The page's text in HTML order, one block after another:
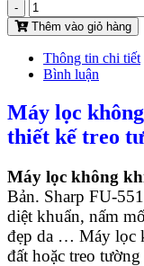
-
Thêm vào giỏ hàng
Thông tin chi tiết
Bình luận
Máy lọc
thiết kế treo
Máy lọc không
Bản. Sharp FU-
diệt khuẩn, nấm
đẹp da … Máy lọc
đất hoặc treo